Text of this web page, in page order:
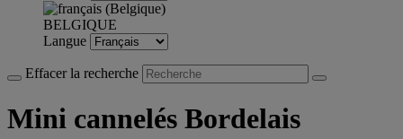
BELGIQUE
Langue
Effacer la recherche
Mini cannelés Bordelais